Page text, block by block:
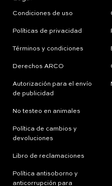
Condiciones de uso
Políticas de privacidad
Términos y condiciones
Derechos ARCO
Autorización para el envío
de publicidad
No testeo en animales
Política de cambios y
devoluciones
Libro de reclamaciones
Política antisoborno y
anticorrupción para